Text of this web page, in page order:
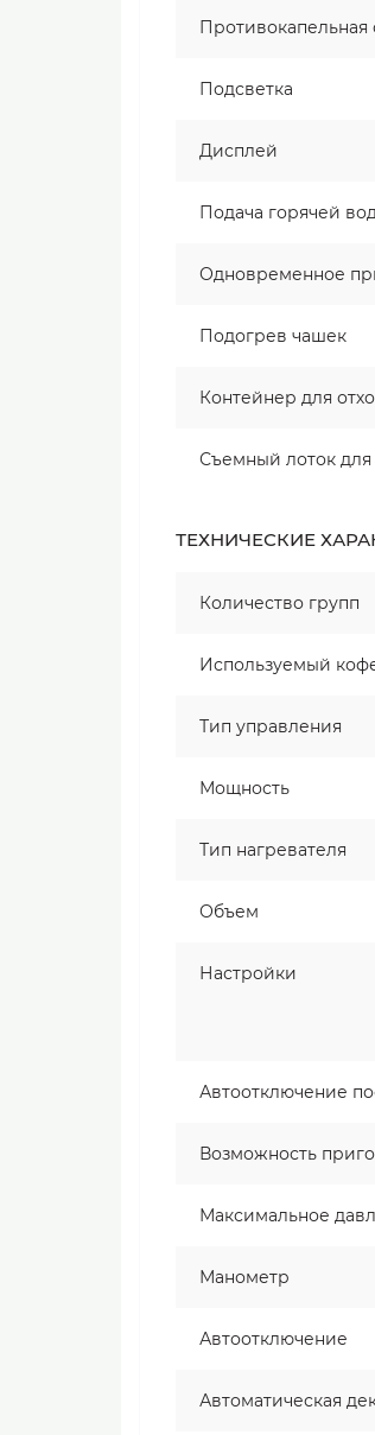
Противокапельная
Подсветка
Дисплей
Подача горячей
Одновременное
Подогрев чашек
Контейнер для
Съемный лоток для
ТЕХНИЧЕСКИЕ
Количество групп
Используемый
Тип управления
Мощность
Тип нагревателя
Объем
Настройки
Автоотключение
Возможность
Максимальное
Манометр
Автоотключение
Автоматическая